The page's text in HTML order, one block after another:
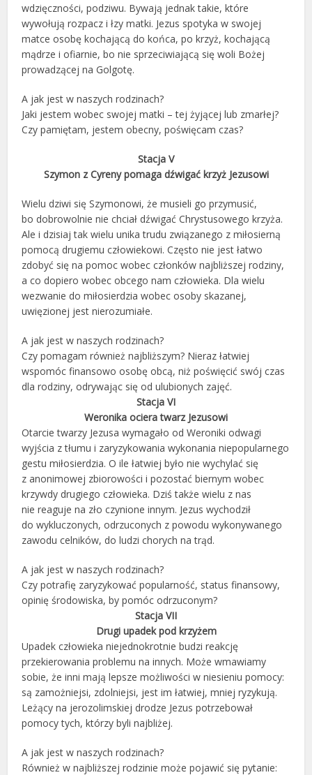
wdzięczności, podziwu. Bywają jednak takie, które
wywołują rozpacz i łzy matki. Jezus spotyka w swojej
matce osobę kochającą do końca, po krzyż, kochającą
mądrze i ofiarnie, bo nie sprzeciwiającą się woli Bożej
prowadzącej na Golgotę.
A jak jest w naszych rodzinach?
Jaki jestem wobec swojej matki – tej żyjącej lub zmarłej?
Czy pamiętam, jestem obecny, poświęcam czas?
Stacja V
Szymon z Cyreny pomaga dźwigać krzyż Jezusowi
Wielu dziwi się Szymonowi, że musieli go przymusić,
bo dobrowolnie nie chciał dźwigać Chrystusowego krzyża.
Ale i dzisiaj tak wielu unika trudu związanego z miłosierną
pomocą drugiemu człowiekowi. Często nie jest łatwo
zdobyć się na pomoc wobec członków najbliższej rodziny,
a co dopiero wobec obcego nam człowieka. Dla wielu
wezwanie do miłosierdzia wobec osoby skazanej,
uwięzionej jest nierozumiałe.
A jak jest w naszych rodzinach?
Czy pomagam również najbliższym? Nieraz łatwiej
wspomóc finansowo osobę obcą, niż poświęcić swój czas
dla rodziny, odrywając się od ulubionych zajęć.
Stacja VI
Weronika ociera twarz Jezusowi
Otarcie twarzy Jezusa wymagało od Weroniki odwagi
wyjścia z tłumu i zaryzykowania wykonania niepopularnego
gestu miłosierdzia. O ile łatwiej było nie wychylać się
z anonimowej zbiorowości i pozostać biernym wobec
krzywdy drugiego człowieka. Dziś także wielu z nas
nie reaguje na zło czynione innym. Jezus wychodził
do wykluczonych, odrzuconych z powodu wykonywanego
zawodu celników, do ludzi chorych na trąd.
A jak jest w naszych rodzinach?
Czy potrafię zaryzykować popularność, status finansowy,
opinię środowiska, by pomóc odrzuconym?
Stacja VII
Drugi upadek pod krzyżem
Upadek człowieka niejednokrotnie budzi reakcję
przekierowania problemu na innych. Może wmawiamy
sobie, że inni mają lepsze możliwości w niesieniu pomocy:
są zamożniejsi, zdolniejsi, jest im łatwiej, mniej ryzykują.
Leżący na jerozolimskiej drodze Jezus potrzebował
pomocy tych, którzy byli najbliżej.
A jak jest w naszych rodzinach?
Również w najbliższej rodzinie może pojawić się pytanie: